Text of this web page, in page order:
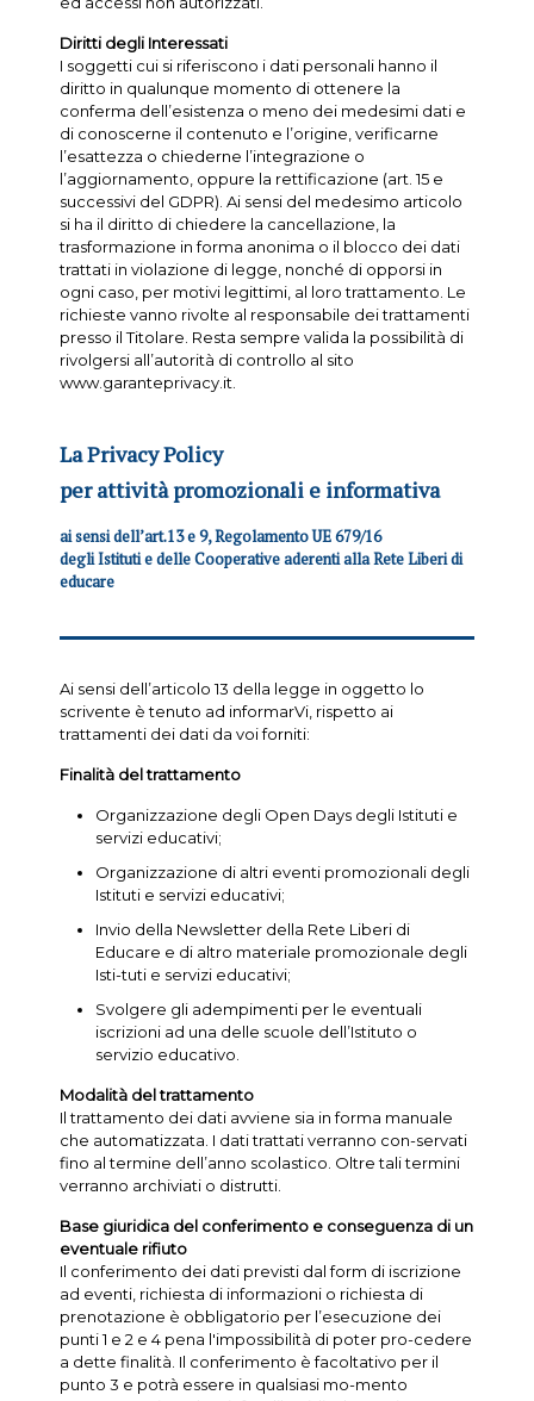
Diritti degli Interessati
I soggetti cui si riferiscono i dati personali hanno il
diritto in qualunque momento di ottenere la
conferma dell’esistenza o meno dei medesimi dati e
di conoscerne il contenuto e l’origine, verificarne
l’esattezza o chiederne l’integrazione o
l’aggiornamento, oppure la rettificazione (art. 15 e
successivi del GDPR). Ai sensi del medesimo articolo
si ha il diritto di chiedere la cancellazione, la
trasformazione in forma anonima o il blocco dei dati
trattati in violazione di legge, nonché di opporsi in
ogni caso, per motivi legittimi, al loro trattamento. Le
richieste vanno rivolte al responsabile dei trattamenti
presso il Titolare. Resta sempre valida la possibilità di
rivolgersi all’autorità di controllo al sito
www.garanteprivacy.it.
La Privacy Policy
per attività promozionali e informativa
ai sensi dell’art.13 e 9, Regolamento UE 679/16
degli Istituti e delle Cooperative aderenti alla Rete Liberi di
educare
Ai sensi dell’articolo 13 della legge in oggetto lo
scrivente è tenuto ad informarVi, rispetto ai
trattamenti dei dati da voi forniti:
Finalità del trattamento
Organizzazione degli Open Days degli Istituti e
servizi educativi;
Organizzazione di altri eventi promozionali degli
Istituti e servizi educativi;
Invio della Newsletter della Rete Liberi di
Educare e di altro materiale promozionale degli
Isti-tuti e servizi educativi;
Svolgere gli adempimenti per le eventuali
iscrizioni ad una delle scuole dell’Istituto o
servizio educativo.
Modalità del trattamento
Il trattamento dei dati avviene sia in forma manuale
che automatizzata. I dati trattati verranno con-servati
fino al termine dell’anno scolastico. Oltre tali termini
verranno archiviati o distrutti.
Base giuridica del conferimento e conseguenza di un
eventuale rifiuto
Il conferimento dei dati previsti dal form di iscrizione
ad eventi, richiesta di informazioni o richiesta di
prenotazione è obbligatorio per l’esecuzione dei
punti 1 e 2 e 4 pena l'impossibilità di poter pro-cedere
a dette finalità. Il conferimento è facoltativo per il
punto 3 e potrà essere in qualsiasi mo-mento